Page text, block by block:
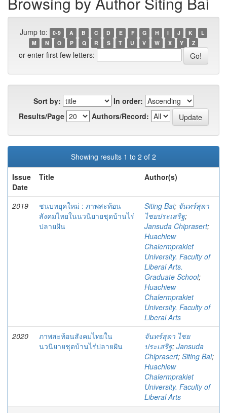
Jump to: 0-9 A B C D E F G H I J K
L
M
N O P Q R S T U V W X Y Z
or enter first few letters:
Sort by:
In order:
Results/Page
Authors/Record:
Showing results 1 to 2 of 2
Issue
Date
Title Author(s)
2019
ชนบทยุคใหม่ : ภาพสะท้อน
สังคมไทยในนวนิยายชุดบ้านไร่
ปลายฝัน
Siting Bai; จันทร์สุดา
ไชยประเสริฐ;
Jansuda Chiprasert;
Huachiew
Chalermprakiet
University. Faculty of
Liberal Arts.
Graduate School;
Huachiew
Chalermprakiet
University. Faculty of
Liberal Arts
2020
ภาพสะท้อนสังคมไทยใน
นวนิยายชุดบ้านไร่ปลายฝัน
จันทร์สุดา ไชย
ประเสริฐ; Jansuda
Chiprasert; Siting Bai;
Huachiew
Chalermprakiet
University. Faculty of
Liberal Arts